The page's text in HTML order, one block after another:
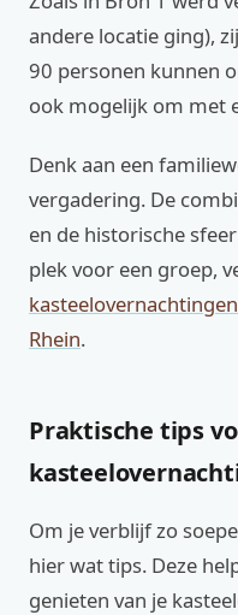
andere locatie ging),
90 personen kunnen
ook mogelijk om met
Denk aan een
vergadering. De
en de historische
plek voor een groep,
Rhein.
Praktische tips
Om je verblijf zo
hier wat tips. Deze
genieten van je